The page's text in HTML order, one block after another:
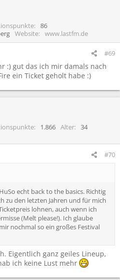
86
Website www.lastfm.de
#69
:) gut das ich mir damals nach
ein Ticket geholt habe :)
1.866 Alter
34
#70
echt back to the basics. Richtig
zu den letzten Jahren und für mich
lohnen, auch wenn ich
(Melt please!). Ich glaube
nochmal so ein großes Festival
Eigentlich ganz geiles Lineup,
ich keine Lust mehr